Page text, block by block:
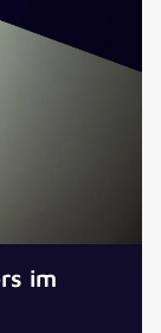
im